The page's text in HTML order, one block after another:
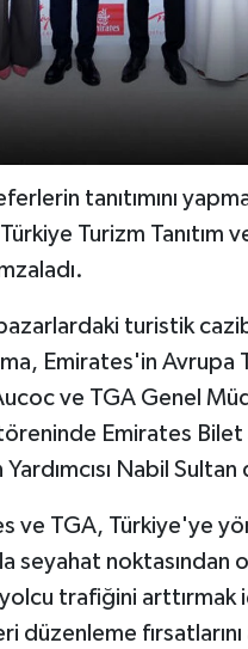
tanıtımını
Turizm Tanıtım
turistik
Emirates'in Avrupa
ve TGA Genel
Emirates Bilet
Nabil Sultan
ve TGA, Türkiye'ye
seyahat noktasından
trafiğini arttırmak
düzenleme